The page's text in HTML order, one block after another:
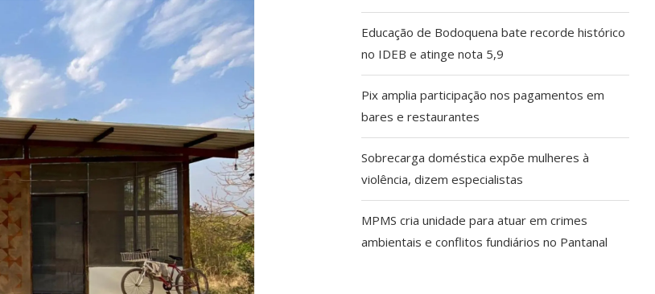
Educação de Bodoquena bate recorde histórico
no IDEB e atinge nota 5,9
Pix amplia participação nos pagamentos em
bares e restaurantes
Sobrecarga doméstica expõe mulheres à
violência, dizem especialistas
MPMS cria unidade para atuar em crimes
ambientais e conflitos fundiários no Pantanal